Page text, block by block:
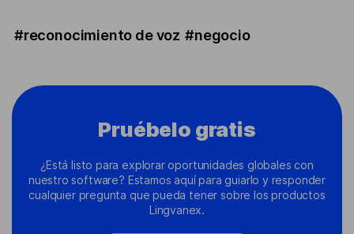
#reconocimiento de voz #negocio
Pruébelo gratis
¿Está listo para explorar oportunidades globales con
nuestro software? Estamos aquí para guiarlo y responder
cualquier pregunta que pueda tener sobre los productos
Lingvanex.